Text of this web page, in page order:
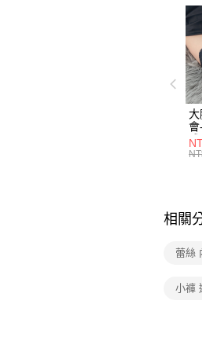
大
會
腿
相關
蕾絲
小褲